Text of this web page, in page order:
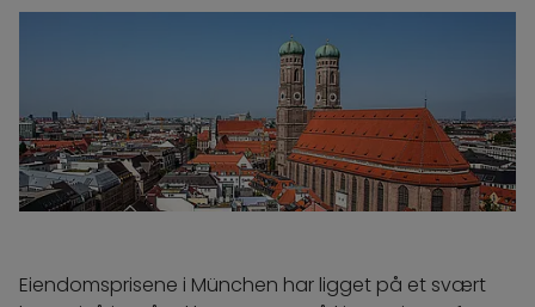
Eiendomsprisene i München har ligget på et svært